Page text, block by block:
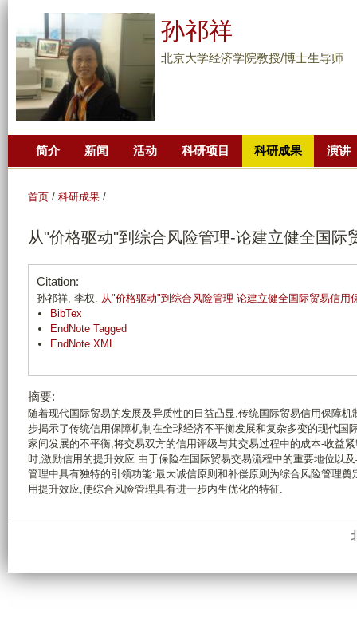
到
主
要
分
孙祁祥
北京大学经济学院教授/博士生导师
简介 新闻 活动 科研项目 科研成果 演讲
首页 / 科研成果 /
从"价格驱动"到综合风险管理-论建立健全国际
Citation:
孙祁祥, 李权. 从"价格驱动"到综合风险管理-论建立健全国际贸易信用
BibTex
EndNote Tagged
EndNote XML
摘要:
随着现代国际贸易的发展及异质性的日益凸显,传统国际贸易信用保障
步揭示了传统信用保障机制在全球经济不平衡发展和复杂多变的现代
家间发展的不平衡,将交易双方的信用评级与其交易过程中的成本-收益
时,激励信用的提升效应.由于保险在国际贸易交易流程中的重要地位以
管理中具有独特的引领功能:最大诚信原则和补偿原则为综合风险管理
用提升效应,使综合风险管理具有进一步内生优化的特征.